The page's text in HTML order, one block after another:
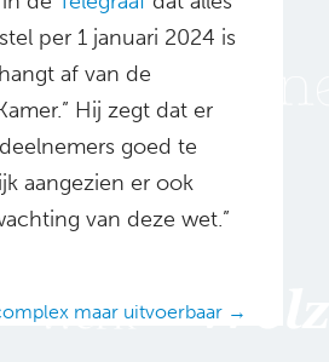
per 1 januari 2024 is
af van de
Hij zegt dat er
goed te
aangezien er ook
van deze wet.”
maar uitvoerbaar →